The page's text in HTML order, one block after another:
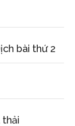
bài thứ 2
thải